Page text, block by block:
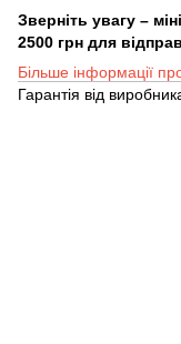
Зверніть увагу –
2500 грн для
Більше інформації
Гарантія від